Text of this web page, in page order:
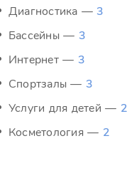
Диагностика — 3
Бассейны — 3
Интернет — 3
Спортзалы — 3
Услуги для детей — 2
Косметология — 2